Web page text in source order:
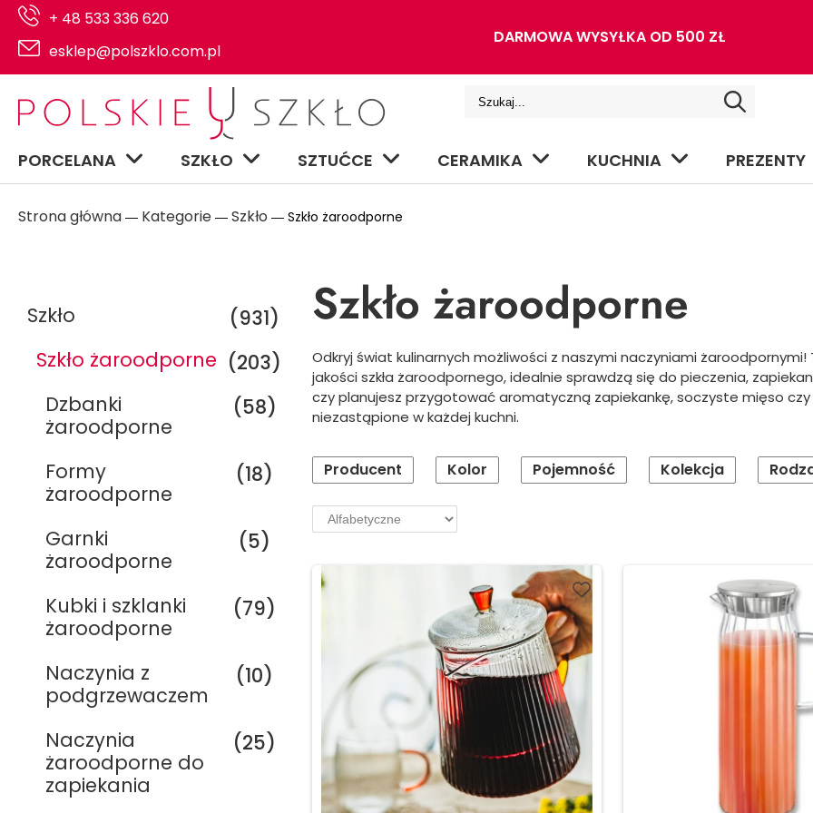
+ 48 533 336 620
esklep@polszklo.com.pl
DARMOWA WYSYŁKA OD 500 ZŁ
PORCELANA SZKŁO SZTUĆCE CERAMIKA KUCHNIA PREZENTY
Strona główna ― Kategorie ― Szkło ― Szkło żaroodporne
Szkło
(931)
Szkło żaroodporne (203)
Dzbanki
żaroodporne
(58)
Formy
żaroodporne
(18)
Garnki
żaroodporne
(5)
Kubki i szklanki
żaroodporne
(79)
Naczynia z
podgrzewaczem
(10)
Naczynia
żaroodporne do
zapiekania
(25)
Szkło żaroodporne
Odkryj świat kulinarnych możliwości z naszymi naczyniami
jakości szkła żaroodpornego, idealnie sprawdzą się do pieczenia,
czy planujesz przygotować aromatyczną zapiekankę, soczyste mięso
niezastąpione w każdej kuchni.
Producent Kolor Pojemność Kolekcja